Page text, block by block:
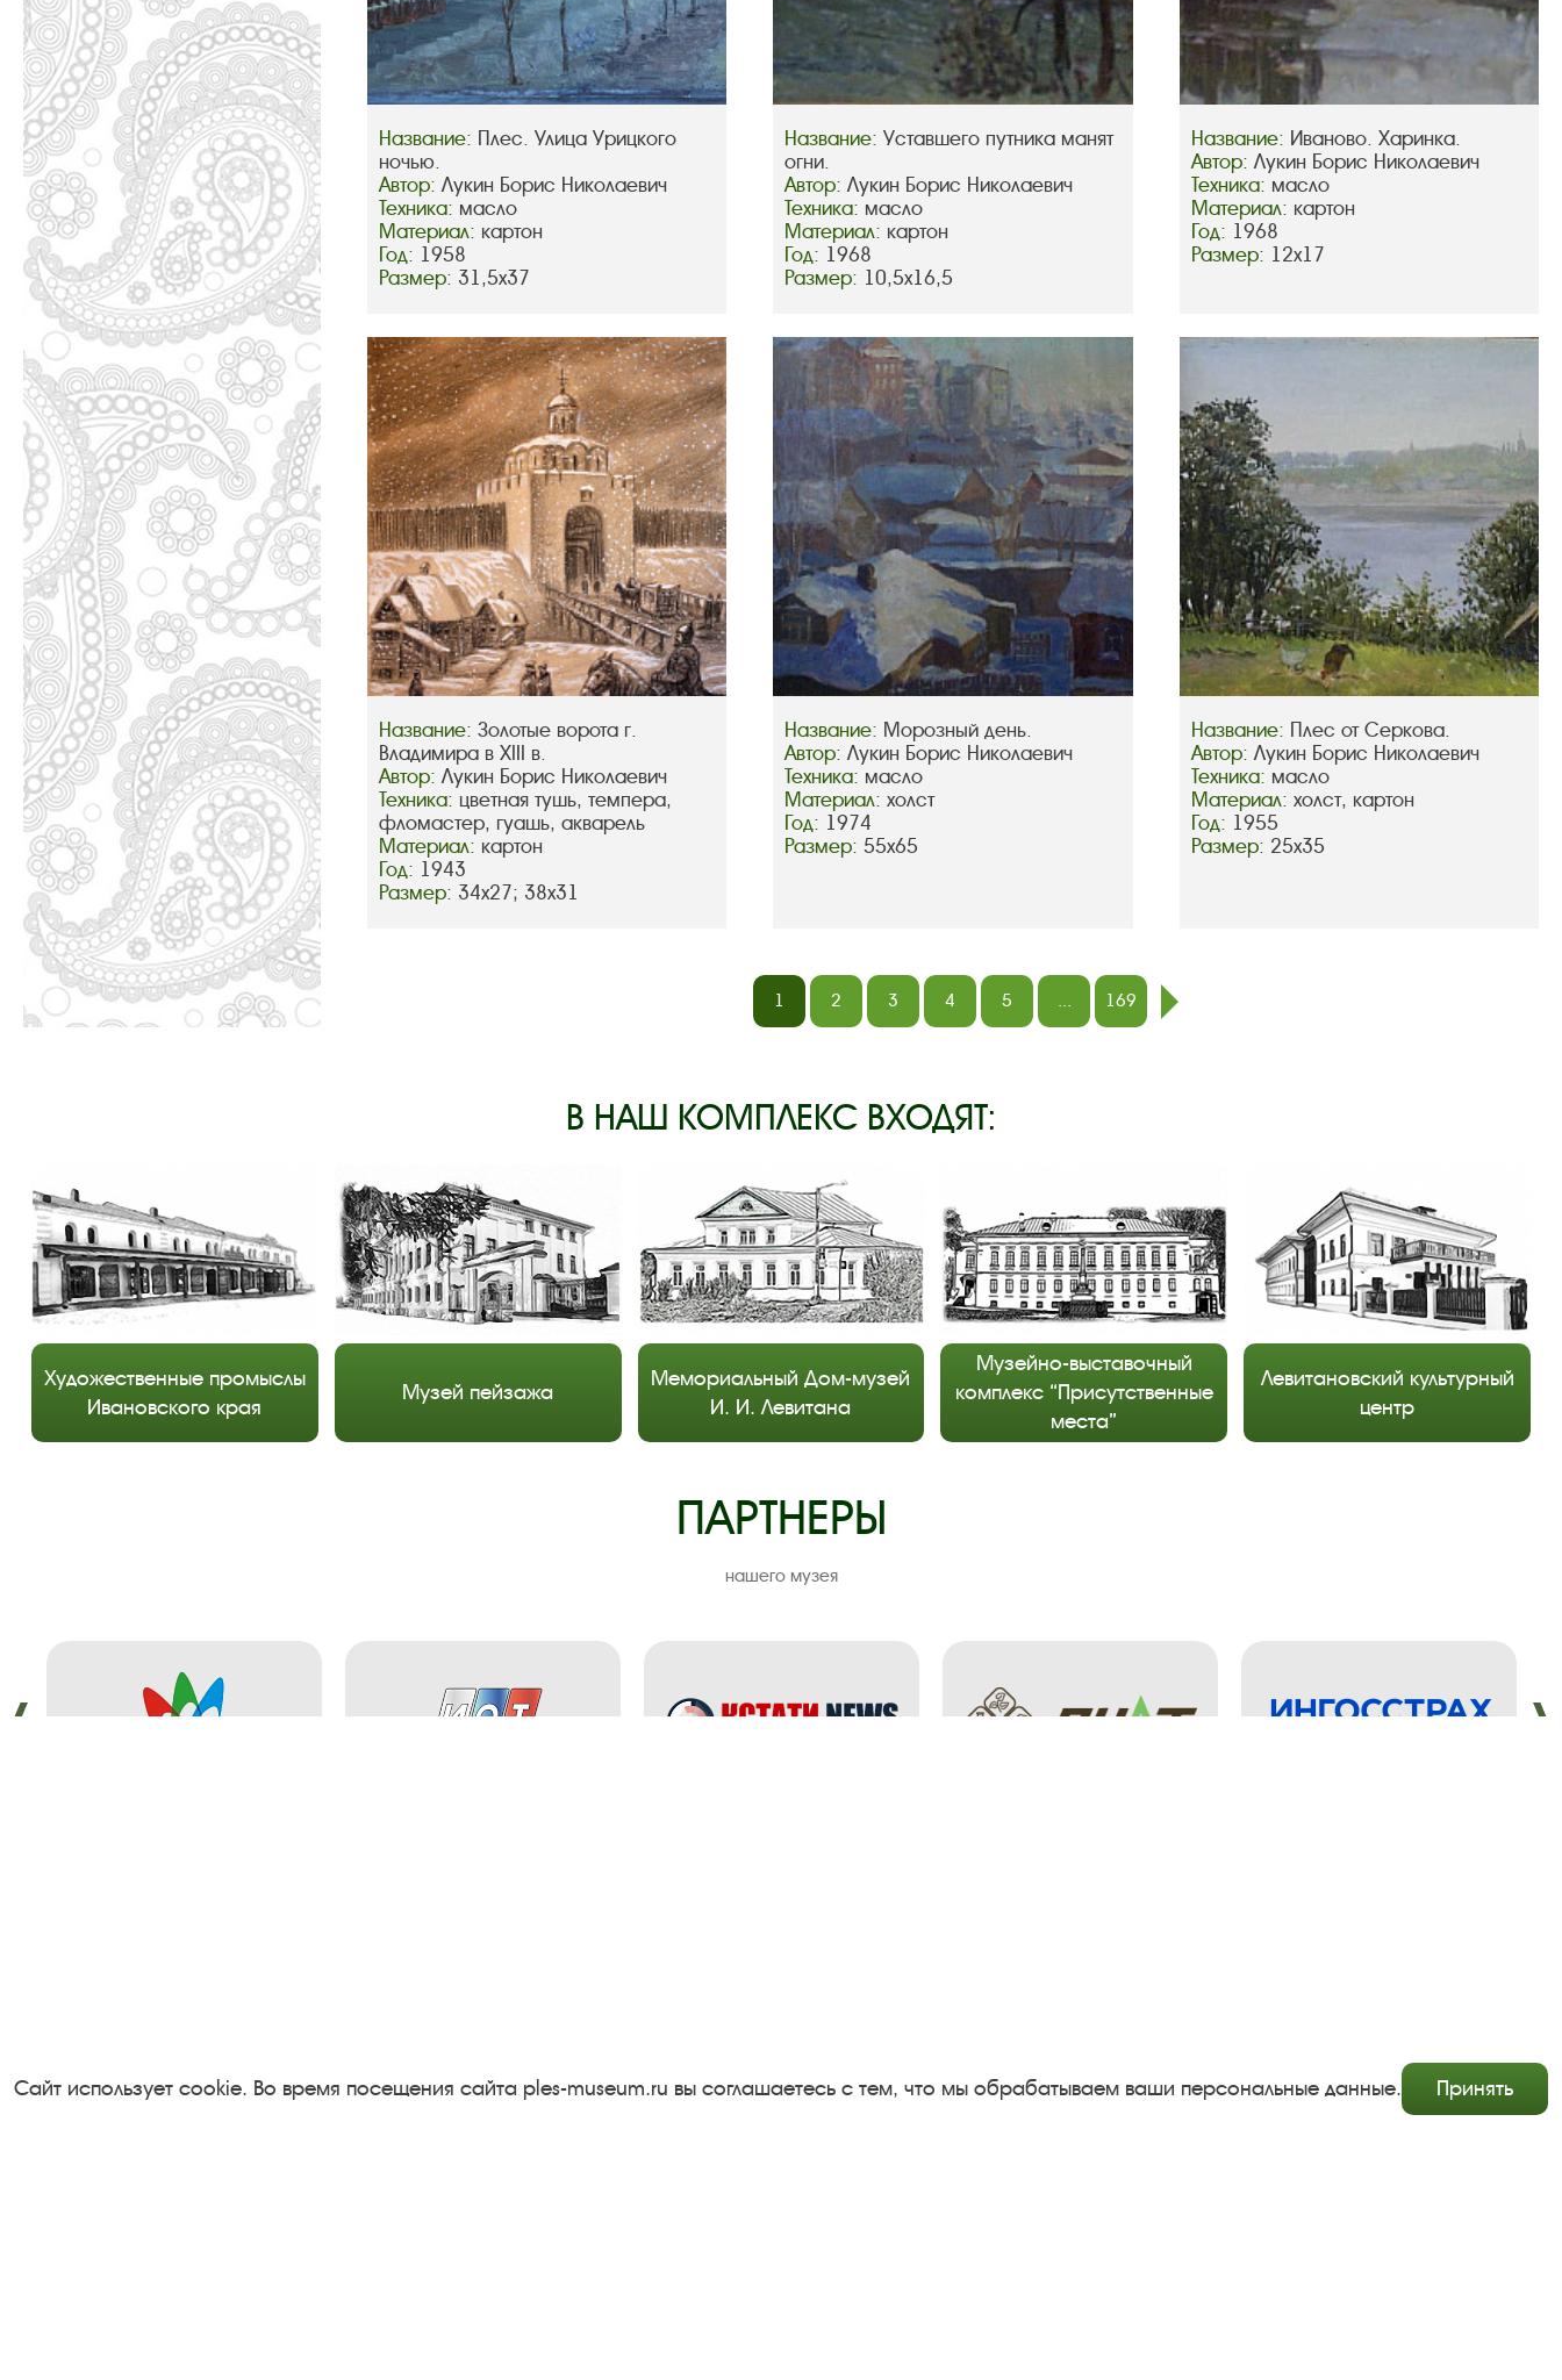
Название: Плес. Улица Урицкого
ночью.
Автор: Лукин Борис Николаевич
Техника: масло
Материал: картон
Год: 1958
Размер: 31,5х37
Название:Уставшего путника манят
огни.
Автор:Лукин Борис Николаевич
Техника: масло
Материал: картон
Год: 1968
Размер: 10,5х16,5
Название: Иваново. Харинка.
Автор: Лукин Борис Николаевич
Техника: масло
Материал: картон
Год: 1968
Размер: 12х17
Название: Золотые ворота г.
Владимира в XIII в.
Автор: Лукин Борис Николаевич
Техника: цветная тушь, темпера,
фломастер, гуашь, акварель
Материал: картон
Год: 1943
Размер: 34х27; 38х31
Название: Морозный день.
Автор:Лукин Борис Николаевич
Техника: масло
Материал:холст
Год: 1974
Размер:55х65
Название: Плес от Серкова.
Автор: Лукин Борис Николаевич
Техника: масло
Материал: холст, картон
Год: 1955
Размер: 25х35
1 2 3 4 5 ...
169
В НАШ КОМПЛЕКС ВХОДЯТ:
Художественные промыслы
Ивановского края
Музей пейзажа
Мемориальный Дом-музей
И. И. Левитана
Музейно-выставочный
комплекс “Присутственные
места”
Левитановский культурный
центр
ПАРТНЕРЫ
нашего музея
Посетителям
Турфирмам
Результаты независимой
Copyright © http://www.plyos.org
Сайт использует cookie. Во время посещения сайта ples-museum.ru вы соглашаетесь с тем, что мы обрабатываем ваши персональные данные. Принять